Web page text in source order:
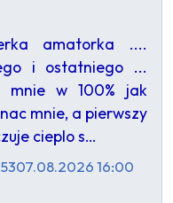
amatorka ....
i ostatniego ...
mnie w 100% jak
mnie, a pierwszy
cieplo s…
07.08.2026 16:00